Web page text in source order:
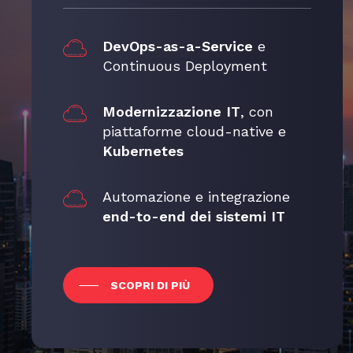
sicurezza, con
SCOPRI DI PIÙ
Docker
Enterprise
Linux (RHEL)
VMware
Database NoSQL
Data Streaming
Gestito
Cluster
Kubernetes
Infrastruttura e
Interoperabilità
High Performance
Data Layer
DevOps-as-a-Service e
Continuous Deployment
Modernizzazione IT, con
piattaforme cloud-native e
Kubernetes
Automazione e integrazione
end-to-end dei sistemi IT
SCOPRI DI PIÙ